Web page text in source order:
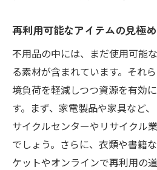
再利用可能なアイテムの見極
不用品の中には、まだ使用可能
る素材が含まれています。それ
境負荷を軽減しつつ資源を有効
す。まず、家電製品や家具など
サイクルセンターやリサイクル
でしょう。さらに、衣類や書籍
ケットやオンラインで再利用の